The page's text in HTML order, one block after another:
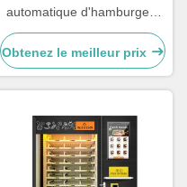
automatique d'hamburgers
avec la réfrigération et la
chauffage
Obtenez le meilleur prix